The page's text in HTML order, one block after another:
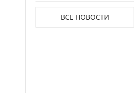
Сауран началась реставрация
исторических памятников
ВСЕ НОВОСТИ